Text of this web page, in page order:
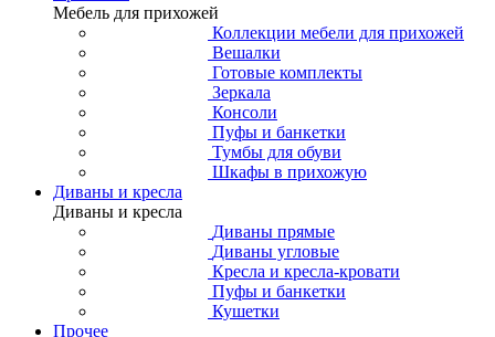
Мебель для прихожей
Коллекции мебели для прихожей
Вешалки
Готовые комплекты
Зеркала
Консоли
Пуфы и банкетки
Тумбы для обуви
Шкафы в прихожую
Диваны и кресла
Диваны и кресла
Диваны прямые
Диваны угловые
Кресла и кресла-кровати
Пуфы и банкетки
Кушетки
Прочее